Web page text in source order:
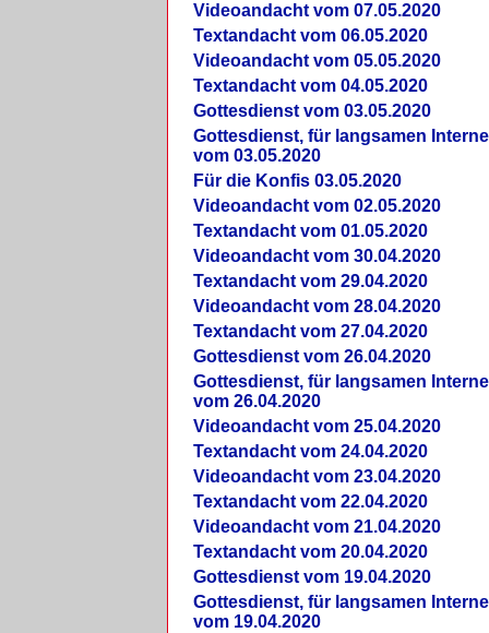
Videoandacht vom 07.05.2020
Textandacht vom 06.05.2020
Videoandacht vom 05.05.2020
Textandacht vom 04.05.2020
Gottesdienst vom 03.05.2020
Gottesdienst, für langsamen
vom 03.05.2020
Für die Konfis 03.05.2020
Videoandacht vom 02.05.2020
Textandacht vom 01.05.2020
Videoandacht vom 30.04.2020
Textandacht vom 29.04.2020
Videoandacht vom 28.04.2020
Textandacht vom 27.04.2020
Gottesdienst vom 26.04.2020
Gottesdienst, für langsamen
vom 26.04.2020
Videoandacht vom 25.04.2020
Textandacht vom 24.04.2020
Videoandacht vom 23.04.2020
Textandacht vom 22.04.2020
Videoandacht vom 21.04.2020
Textandacht vom 20.04.2020
Gottesdienst vom 19.04.2020
Gottesdienst, für langsamen
vom 19.04.2020